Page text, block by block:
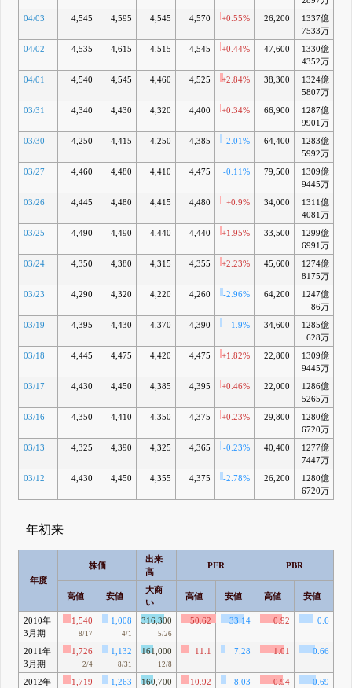
04/03 4,545 4,595 4,545 4,570 +0.55% 26,200
1337億
7533万
04/02 4,535 4,615 4,515 4,545 +0.44% 47,600
1330億
4352万
04/01 4,540 4,545 4,460 4,525 +2.84% 38,300
1324億
5807万
03/31 4,340 4,430 4,320 4,400 +0.34% 66,900
1287億
9901万
03/30 4,250 4,415 4,250 4,385 -2.01% 64,400
1283億
5992万
03/27 4,460 4,480 4,410 4,475 -0.11% 79,500
1309億
9445万
03/26 4,445 4,480 4,415 4,480 +0.9% 34,000
1311億
4081万
03/25 4,490 4,490 4,440 4,440 +1.95% 33,500
1299億
6991万
03/24 4,350 4,380 4,315 4,355 +2.23% 45,600
1274億
8175万
03/23 4,290 4,320 4,220 4,260 -2.96% 64,200
1247億
86万
03/19 4,395 4,430 4,370 4,390 -1.9% 34,600
1285億
628万
03/18 4,445 4,475 4,420 4,475 +1.82% 22,800
1309億
9445万
03/17 4,430 4,450 4,385 4,395 +0.46% 22,000
1286億
5265万
03/16 4,350 4,410 4,350 4,375 +0.23% 29,800
1280億
6720万
03/13 4,325 4,390 4,325 4,365 -0.23% 40,400
1277億
7447万
03/12 4,430 4,450 4,355 4,375 -2.78% 26,200
1280億
6720万
年初来
年度
株価
出来
高
PER PBR
高値 安値
大商
い
高値 安値 高値 安値
2010年
3月期
1,540
8/17
1,008
4/1
316,300
5/26
50.62 33.14 0.92 0.6
2011年
3月期
1,726
2/4
1,132
8/31
161,000
12/8
11.1 7.28 1.01 0.66
2012年
1,719 1,263 160,700 10.92 8.03 0.94 0.69